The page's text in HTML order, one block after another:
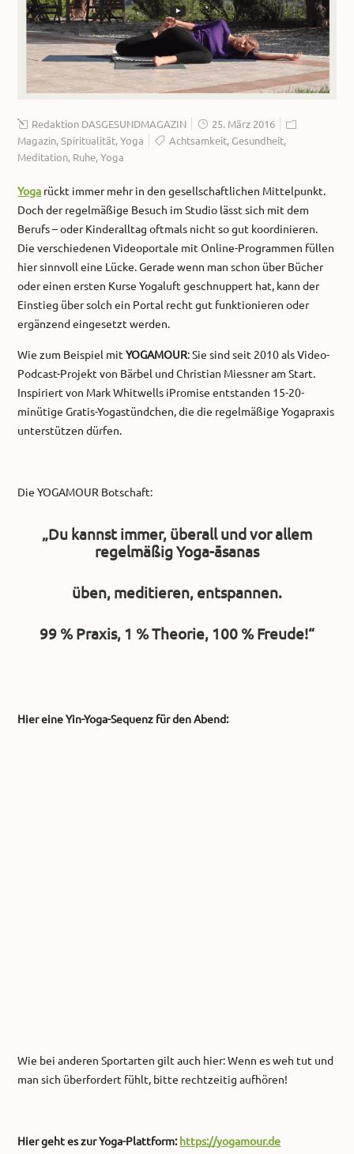
Redaktion DASGESUNDMAGAZIN
25. März 2016
Magazin,Spiritualität,Yoga Achtsamkeit,Gesundheit,
Meditation, Ruhe,Yoga
Yoga rückt immer mehr in den gesellschaftlichen Mittelpunkt.
Doch der regelmäßige Besuch im Studio lässt sich mit dem
Berufs – oder Kinderalltag oftmals nicht so gut koordinieren.
Die verschiedenen Videoportale mit Online-Programmen füllen
hier sinnvoll eine Lücke. Gerade wenn man schon über Bücher
oder einen ersten Kurse Yogaluft geschnuppert hat, kann der
Einstieg über solch ein Portal recht gut funktionieren oder
ergänzend eingesetzt werden.
Wie zum Beispiel mitYOGAMOUR: Sie sind seit 2010 als Video-
Podcast-Projekt von Bärbel und Christian Miessner am Start.
Inspiriert von Mark Whitwells iPromise entstanden 15-20-
minütige Gratis-Yogastündchen, die die regelmäßige Yogapraxis
unterstützen dürfen.
Die YOGAMOUR Botschaft:
„Du kannst immer, überall und vor allem
regelmäßig Yoga-āsanas
üben, meditieren, entspannen.
99 % Praxis, 1 % Theorie, 100 % Freude!“
Hier eine Yin-Yoga-Sequenz für den Abend:
Wie bei anderen Sportarten gilt auch hier: Wenn es weh tut und
man sich überfordert fühlt, bitte rechtzeitig aufhören!
Hier geht es zur Yoga-Plattform:https://yogamour.de